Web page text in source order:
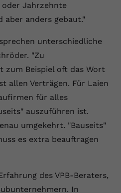
Jahrzehnte
aber anders gebaut."
unterschiedliche
"Zu
zum Beispiel oft das Wort
allen Verträgen. Für Laien
für alles
auszuführen ist.
umgekehrt. "Bauseits"
es extra beauftragen
des VPB-Beraters,
In